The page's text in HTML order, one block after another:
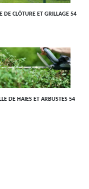
DE CLÔTURE ET GRILLAGE 54
DE HAIES ET ARBUSTES 54